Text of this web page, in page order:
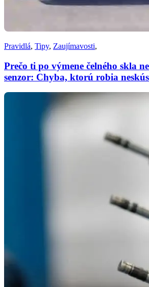
Pravidlá, Tipy, Zaujímavosti,
Prečo ti po výmene čelného skla
senzor: Chyba, ktorú robia